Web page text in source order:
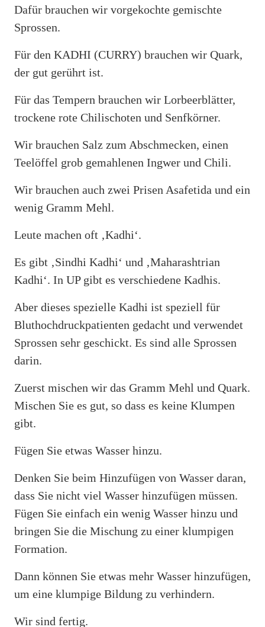
Dafür brauchen wir vorgekochte gemischte
Sprossen.
Für den KADHI (CURRY) brauchen wir Quark,
der gut gerührt ist.
Für das Tempern brauchen wir Lorbeerblätter,
trockene rote Chilischoten und Senfkörner.
Wir brauchen Salz zum Abschmecken, einen
Teelöffel grob gemahlenen Ingwer und Chili.
Wir brauchen auch zwei Prisen Asafetida und ein
wenig Gramm Mehl.
Leute machen oft ‚Kadhi‘.
Es gibt ‚Sindhi Kadhi‘ und ‚Maharashtrian
Kadhi‘. In UP gibt es verschiedene Kadhis.
Aber dieses spezielle Kadhi ist speziell für
Bluthochdruckpatienten gedacht und verwendet
Sprossen sehr geschickt. Es sind alle Sprossen
darin.
Zuerst mischen wir das Gramm Mehl und Quark.
Mischen Sie es gut, so dass es keine Klumpen
gibt.
Fügen Sie etwas Wasser hinzu.
Denken Sie beim Hinzufügen von Wasser daran,
dass Sie nicht viel Wasser hinzufügen müssen.
Fügen Sie einfach ein wenig Wasser hinzu und
bringen Sie die Mischung zu einer klumpigen
Formation.
Dann können Sie etwas mehr Wasser hinzufügen,
um eine klumpige Bildung zu verhindern.
Wir sind fertig.